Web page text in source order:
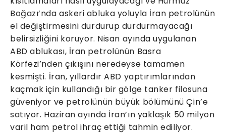
Boğazı’nda askeri abluka yoluyla İran petrolünün
el değiştirmesini durdurup durdurmayacağı
belirsizliğini koruyor. Nisan ayında uygulanan
ABD ablukası, İran petrolünün Basra
Körfezi’nden çıkışını neredeyse tamamen
kesmişti. İran, yıllardır ABD yaptırımlarından
kaçmak için kullandığı bir gölge tanker filosuna
güveniyor ve petrolünün büyük bölümünü Çin’e
satıyor. Haziran ayında İran’ın yaklaşık 50 milyon
varil ham petrol ihraç ettiği tahmin ediliyor.